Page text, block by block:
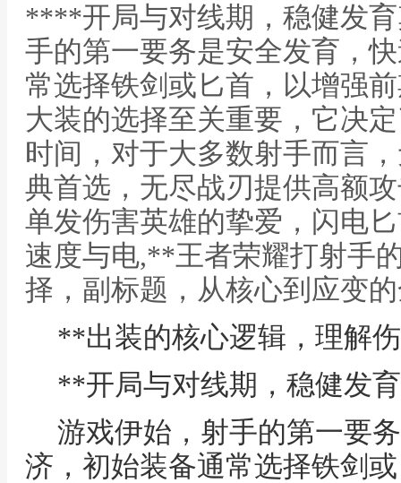
****开局与对线期，稳健发
手的第一要务是安全发育，
常选择铁剑或匕首，以增强
大装的选择至关重要，它决
时间，对于大多数射手而言
典首选，无尽战刃提供高额
单发伤害英雄的挚爱，闪电
速度与电,**王者荣耀打射手
择，副标题，从核心到应变
**出装的核心逻辑，理解
**开局与对线期，稳健发
游戏伊始，射手的第一要
济，初始装备通常选择铁剑